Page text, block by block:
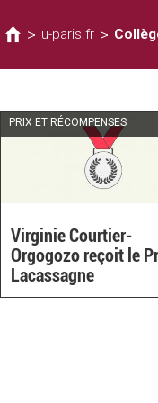
are
here
> u-paris.fr >
PRIX ET RÉCOMPENSES
Virginie Courtier-
Orgogozo reçoit le
Lacassagne